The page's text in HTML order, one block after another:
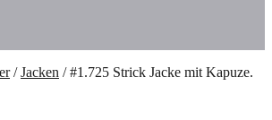
/Jacken /#1.725 Strick Jacke mit Kapuze.